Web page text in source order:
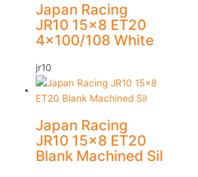
Japan Racing
JR10 15×8 ET20
4×100/108 White
jr10
Japan Racing
JR10 15×8 ET20
Blank Machined Sil